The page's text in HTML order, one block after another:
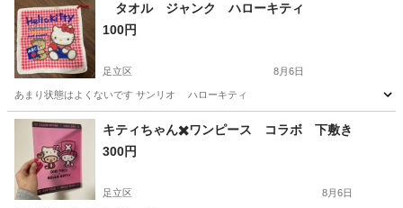
タオル ジャンク ハローキティ
100円
足立区 8月6日
あまり状態はよくないです サンリオ ハローキティ
東京 足立区 生活雑貨 ハローキティ
キティちゃん✖️ワンピース コラボ 下敷き
300円
足立区 8月6日